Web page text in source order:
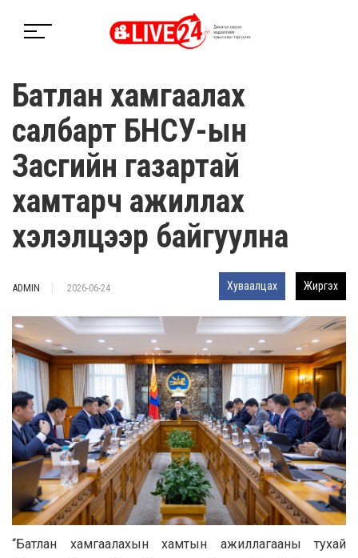
Батлан хамгаалах
салбарт БНСУ-ын
Засгийн газартай
хамтарч ажиллах
хэлэлцээр байгуулна
ADMIN 2026-06-24 Хуваалцах Жиргэх
“Батлан хамгаалахын хамтын ажиллагааны тухай